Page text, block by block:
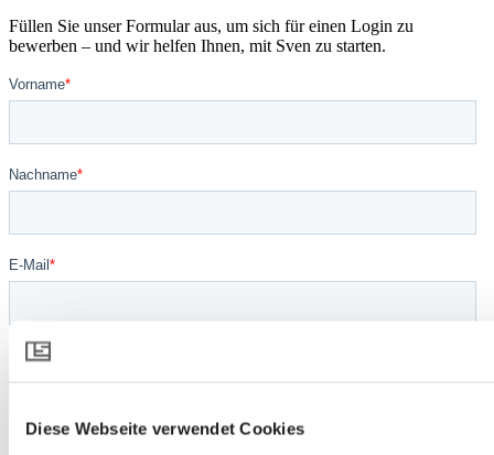
Diese Webseite verwendet Cookies
Füllen Sie unser Formular aus, um sich für einen Login zu
bewerben – und wir helfen Ihnen, mit Sven zu starten.